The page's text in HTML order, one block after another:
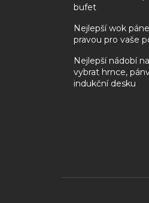
bufet
Nejlepší wok
pravou pro vaše
Nejlepší nádobí
vybrat hrnce,
indukční desku